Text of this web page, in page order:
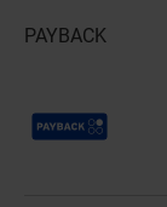
PAYBACK
Payback Punkte